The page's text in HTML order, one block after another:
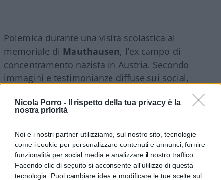
Nicola Porro -
Il rispetto della tua privacy è la
nostra priorità
Noi e i nostri partner utilizziamo, sul nostro sito, tecnologie
come i cookie per personalizzare contenuti e annunci, fornire
funzionalità per social media e analizzare il nostro traffico.
Facendo clic di seguito si acconsente all'utilizzo di questa
tecnologia. Puoi cambiare idea e modificare le tue scelte sul
Polemica durante una visita scolastica al
memoriale di Mauthausen, l’ex campo di
concentramento nazista in Austria. Secondo
immagini e testimonianze diffuse sui social,
alcuni studenti avrebbero indossato magliette con
la scritta“Free Palestine”durante la visita al sito.
In alcune immagini comparirebbe anche il ritratto
Dalal Mughrabimilitante palestinese coinvolta
nell’attentato della strada costiera del 1978 in
Israele, nel quale furono uccise 38 persone, tra cui
13 bambini.